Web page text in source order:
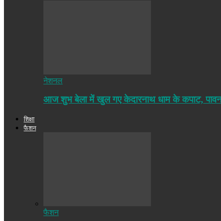
नेशनल
आज शुभ बेला में खुल गए केदारनाथ धाम के कपाट,
शिक्षा
फैशन
फैशन